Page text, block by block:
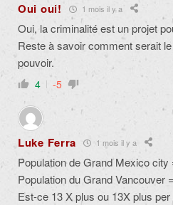
Oui oui! 1 mois il y a
Oui, la criminalité est un projet
Reste à savoir comment serait
pouvoir.
4 -5
Luke Ferra 1 mois il y a
Population de Grand Mexico
Population du Grand Vancouver
Est-ce 13 X plus ou 13X plus